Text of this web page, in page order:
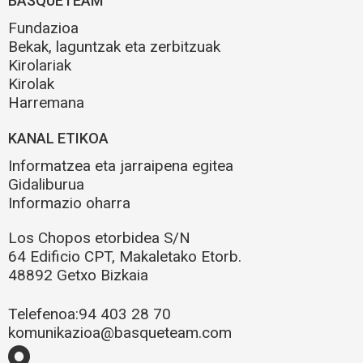
Fundazioa
Bekak, laguntzak eta zerbitzuak
Kirolariak
Kirolak
Harremana
KANAL ETIKOA
Informatzea eta jarraipena egitea
Gidaliburua
Informazio oharra
Los Chopos etorbidea S/N
64 Edificio CPT, Makaletako Etorb.
48892 Getxo Bizkaia
Telefenoa:94 403 28 70
komunikazioa@basqueteam.com